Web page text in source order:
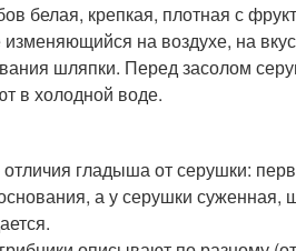
белая, крепкая, плотная с
изменяющийся на воздухе, на
шляпки. Перед засолом
в холодной воде.
гладыша от серушки:
а у серушки суженная,